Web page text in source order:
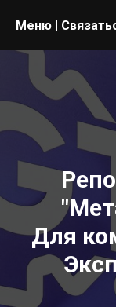
Меню |
Для